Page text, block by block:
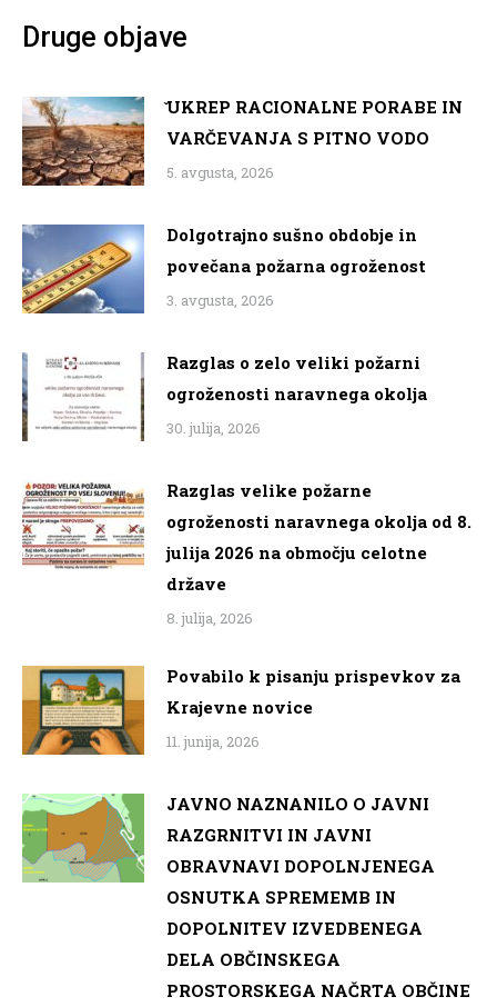
Druge objave
̌UKREP RACIONALNE PORABE IN
VARČEVANJA S PITNO VODO
5. avgusta, 2026
Dolgotrajno sušno obdobje in
povečana požarna ogroženost
3. avgusta, 2026
Razglas o zelo veliki požarni
ogroženosti naravnega okolja
30. julija, 2026
Razglas velike požarne
ogroženosti naravnega okolja od 8.
julija 2026 na območju celotne
države
8. julija, 2026
Povabilo k pisanju prispevkov za
Krajevne novice
11. junija, 2026
JAVNO NAZNANILO O JAVNI
RAZGRNITVI IN JAVNI
OBRAVNAVI DOPOLNJENEGA
OSNUTKA SPREMEMB IN
DOPOLNITEV IZVEDBENEGA
DELA OBČINSKEGA
PROSTORSKEGA NAČRTA OBČINE